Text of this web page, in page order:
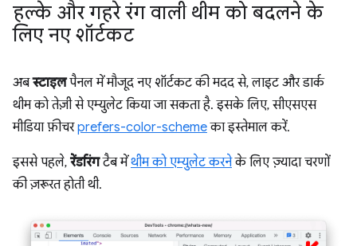
हल्के और गहरे रंग वाली थीम को बदलने के
लिए नए शॉर्टकट
अबस्टाइलपैनल में मौजूद नए शॉर्टकट की मदद से, लाइट और डार्क
थीम को तेज़ी से एम्युलेट किया जा सकता है. इसके लिए, सीएसएस
मीडिया फ़ीचरprefers-color-schemeका इस्तेमाल करें.
इससे पहले, रेंडरिंगटैब मेंथीम को एम्युलेट करनेके लिए ज़्यादा चरणों
की ज़रूरत होती थी.